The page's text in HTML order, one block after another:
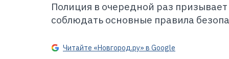
Полиция в очередной раз
соблюдать основные правила
Читайте «Новгород.ру» в Google